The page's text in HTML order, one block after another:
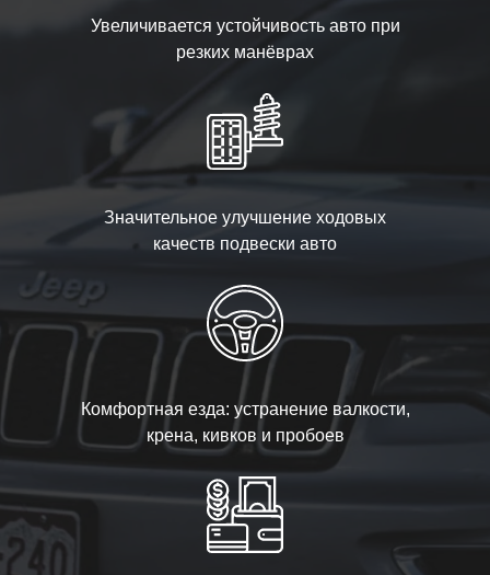
Увеличивается устойчивость авто при
резких манёврах
Значительное улучшение ходовых
качеств подвески авто
Комфортная езда: устранение валкости,
крена, кивков и пробоев